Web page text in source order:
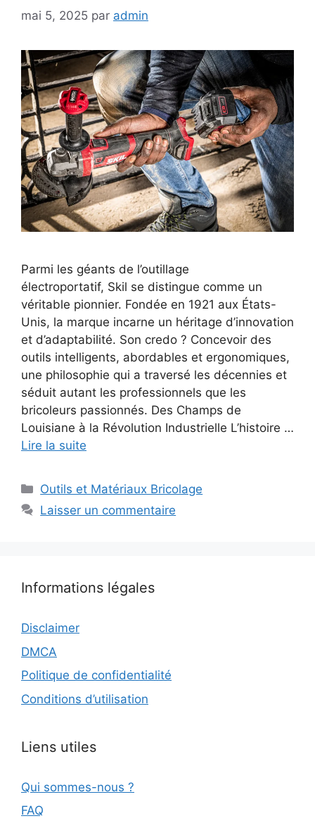
mai 5, 2025 par admin
Parmi les géants de l’outillage
électroportatif, Skil se distingue comme un
véritable pionnier. Fondée en 1921 aux États-
Unis, la marque incarne un héritage d’innovation
et d’adaptabilité. Son credo ? Concevoir des
outils intelligents, abordables et ergonomiques,
une philosophie qui a traversé les décennies et
séduit autant les professionnels que les
bricoleurs passionnés. Des Champs de
Louisiane à la Révolution Industrielle L’histoire …
Lire la suite
Catégories
Outils et Matériaux Bricolage
Laisser un commentaire
Informations légales
Disclaimer
DMCA
Politique de confidentialité
Conditions d’utilisation
Liens utiles
Qui sommes-nous ?
FAQ